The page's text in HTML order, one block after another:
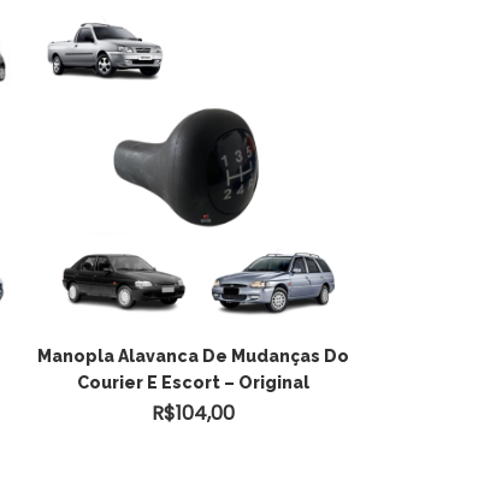
Manopla Alavanca De Mudanças Do
Courier E Escort – Original
R$104,00